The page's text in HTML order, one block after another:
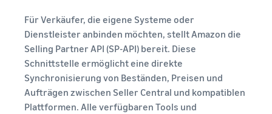
Für Verkäufer, die eigene Systeme oder
Dienstleister anbinden möchten, stellt Amazon die
Selling Partner API (SP-API) bereit. Diese
Schnittstelle ermöglicht eine direkte
Synchronisierung von Beständen, Preisen und
Aufträgen zwischen Seller Central und kompatiblen
Plattformen. Alle verfügbaren Tools und